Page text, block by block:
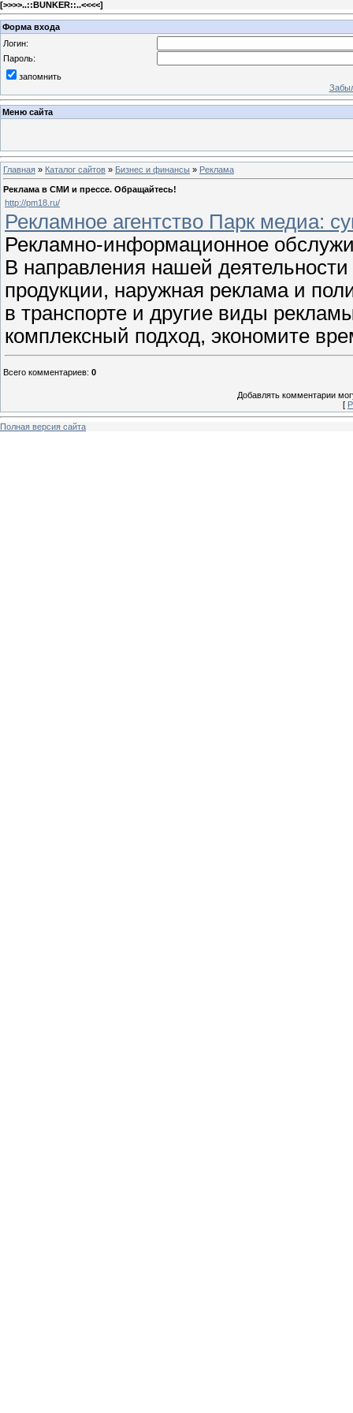
[>>>>..::BUNKER::..<<<<]
Форма входа
Логин:
Пароль:
запомнить
Меню сайта
Главная » Каталог сайтов » Бизнес и финансы » Реклама
Реклама в СМИ и прессе. Обращайтесь!
http://pm18.ru/
Рекламное агентство Парк медиа:
Рекламно-информационное
В направления нашей
продукции, наружная реклама и
в транспорте и другие виды
комплексный подход, экономите
Всего комментариев: 0
Добавлять комментарии
[
Полная версия сайта